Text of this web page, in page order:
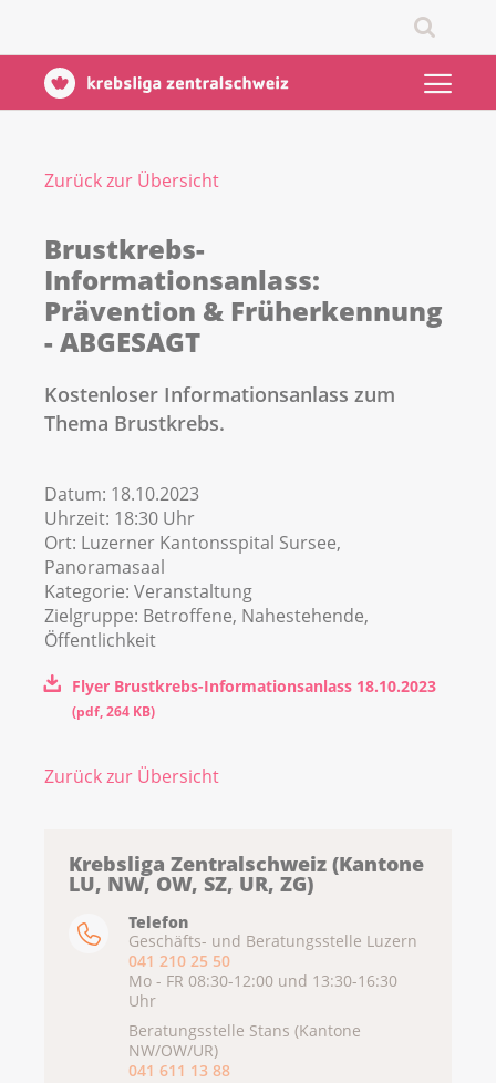
Zurück zur Übersicht
Brustkrebs-
Informationsanlass:
Prävention & Früherkennung
- ABGESAGT
Kostenloser Informationsanlass zum
Thema Brustkrebs.
Datum: 18.10.2023
Uhrzeit: 18:30 Uhr
Ort: Luzerner Kantonsspital Sursee,
Panoramasaal
Kategorie: Veranstaltung
Zielgruppe: Betroffene, Nahestehende,
Öffentlichkeit
Flyer Brustkrebs-Informationsanlass 18.10.2023
(pdf,264 KB)
Zurück zur Übersicht
Krebsliga Zentralschweiz (Kantone
LU, NW, OW, SZ, UR, ZG)
Telefon
Geschäfts- und Beratungsstelle Luzern
041 210 25 50
Mo - FR 08:30-12:00 und 13:30-16:30
Uhr
Beratungsstelle Stans (Kantone
NW/OW/UR)
041 611 13 88